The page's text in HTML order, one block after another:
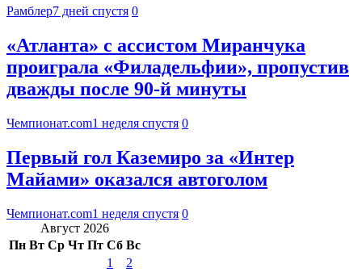
Рамблер7 дней спустя 0
«Атланта» с ассистом Миранчука
проиграла «Филадельфии», пропустив
дважды после 90-й минуты
Чемпионат.com1 неделя спустя 0
Первый гол Каземиро за «Интер
Майами» оказался автоголом
Чемпионат.com1 неделя спустя 0
Август 2026
Пн Вт Ср Чт Пт Сб Вс
1
2